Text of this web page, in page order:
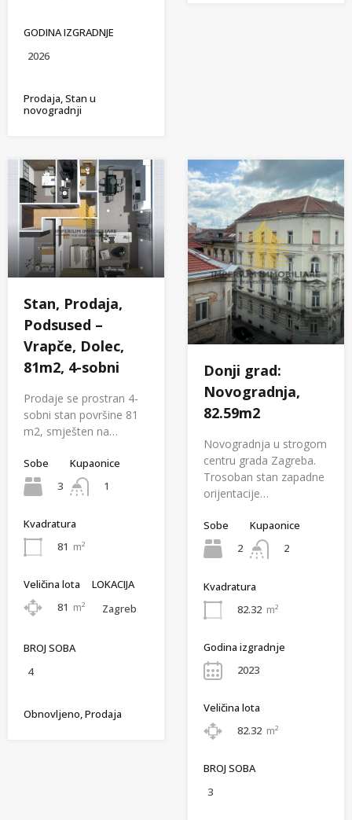
GODINA IZGRADNJE
2026
Prodaja, Stan u
novogradnji
Stan, Prodaja,
Podsused –
Vrapče, Dolec,
81m2, 4-sobni
Prodaje se prostran 4-
sobni stan površine 81
m2, smješten na…
Sobe
3
Kupaonice
1
Kvadratura
81 m²
Veličina lota
81 m²
LOKACIJA
Zagreb
BROJ SOBA
4
Obnovljeno, Prodaja
Donji grad:
Novogradnja,
82.59m2
Novogradnja u strogom
centru grada Zagreba.
Trosoban stan zapadne
orijentacije…
Sobe
2
Kupaonice
2
Kvadratura
82.32 m²
Godina izgradnje
2023
Veličina lota
82.32 m²
BROJ SOBA
3